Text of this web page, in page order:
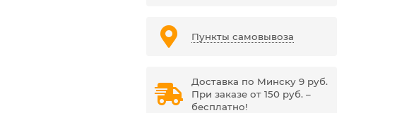
Пункты самовывоза
Доставка по Минску 9 руб.
При заказе от 150 руб. –
бесплатно!